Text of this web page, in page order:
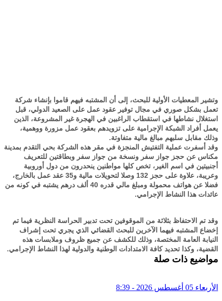
وتشير المعطيات الأولية للبحث، إلى أن المشتبه فيهم قاموا بإنشاء شركة
تعمل بشكل صوري في مجال توفير عقود عمل على الصعيد الدولي، قبل
استغلال نشاطها في استقطاب الراغبين في الهجرة غير المشروعة، الذين
يعمل أفراد الشبكة الإجرامية على تزويدهم بعقود عمل مزورة ووهمية،
وذلك مقابل سلبهم مبالغ مالية متفاوتة.
وقد أسفرت عملية التفتيش المنجزة في مقر هذه الشركة بحي التقدم بمدينة
مكناس عن حجز جواز سفر ونسخة من جواز سفر وبطاقتين للتعريف
أجنبيتين في اسم الغير، تخص كلها مواطنين ينحدرون من دول أوروبية
وعريبة، علاوة على حجز 132 وصلا لتحويلات مالية و35 عقد عمل بالخارج،
فضلا عن هواتف محمولة ومبلغ مالي قدره 40 ألف درهم يشتبه في كونه من
عائدات هذا النشاط الإجرامي.
وقد تم الاحتفاظ بثلاثة من الموقوفين تحت تدبير الحراسة النظرية فيما تم
إخضاع المشتبه فيهما الآخرين للبحث القضائي الذي يجري تحت إشراف
النيابة العامة المختصة، وذلك للكشف عن جميع ظروف وملابسات هذه
القضية، وكذا تحديد كافة الامتدادات الوطنية والدولية لهذا النشاط الإجرامي.
مواضيع ذات صلة
الأربعاء 05 أغسطس 2026 - 8:39